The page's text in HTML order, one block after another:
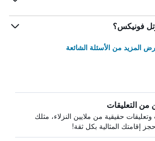
فونيكس؟
المزيد من الأسئلة الشائعة
من التعليقات
وتعليقات حقيقية من ملايين النزلاء، مثلك
إقامتك المثالية بكل ثقة!